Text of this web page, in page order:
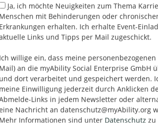
Ja, ich möchte Neuigkeiten zum Thema
Menschen mit Behinderungen oder
Erkrankungen erhalten. Ich erhalte Event-
Links und Tipps per Mail zugeschickt.
Ich willige ein, dass meine personenbezogenen
Mail) an die myAbility Social Enterprise GmbH
und dort verarbeitet und gespeichert werden.
meine Einwilligung jederzeit durch Anklicken
Links in jedem Newsletter oder
Nachricht an datenschutz@myAbility.org
Mehr Informationen sind unter Datenschutz zu